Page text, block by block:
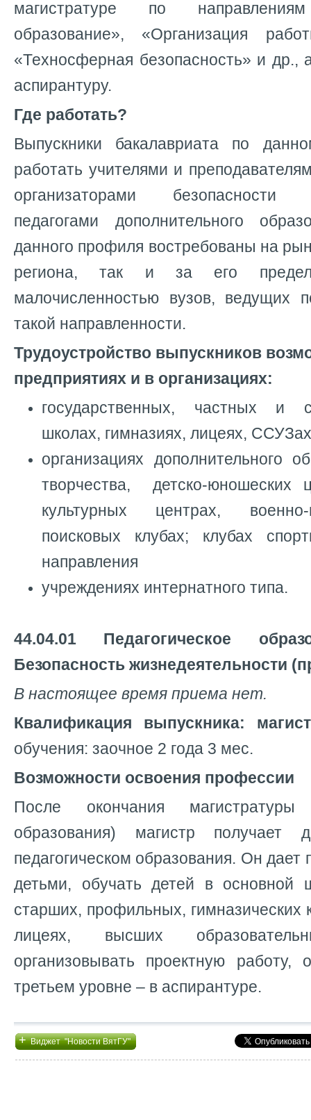
магистратуре по направлениям
образование», «Организация
«Техносферная безопасность» и др.,
аспирантуру.
Где работать?
Выпускники бакалавриата по
работать учителями и
организаторами безопасности
педагогами дополнительного
данного профиля востребованы на
региона, так и за его
малочисленностью вузов, ведущих
такой направленности.
Трудоустройство выпускников
предприятиях и в организациях:
государственных, частных и
школах, гимназиях, лицеях,
организациях дополнительного
творчества, детско-юношеских
культурных центрах, военно-
поисковых клубах; клубах
направления
учреждениях интернатного типа.
44.04.01 Педагогическое
Безопасность жизнедеятельности
В настоящее время приема нет.
Квалификация выпускника:
обучения: заочное 2 года 3 мес.
Возможности освоения профессии
После окончания
образования) магистр
педагогическом образования. Он дает
детьми, обучать детей в основной
старших, профильных, гимназических
лицеях, высших
организовывать проектную работу,
третьем уровне – в аспирантуре.
+Виджет "Новости ВятГУ"